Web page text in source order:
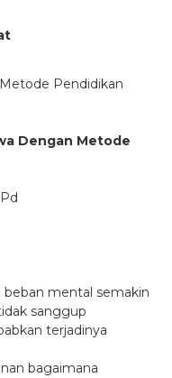
Pendidikan
Dengan Metode
beban mental semakin
sanggup
terjadinya
bagaimana